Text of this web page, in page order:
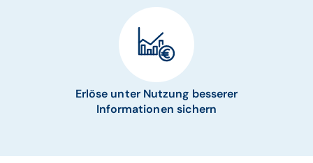
Erlöse unter Nutzung besserer
Informationen sichern